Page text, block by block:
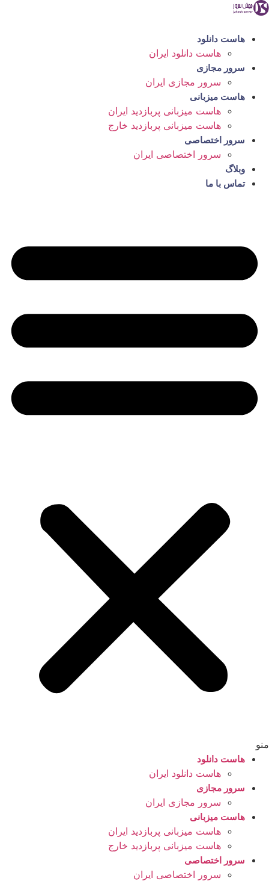
پرش
محتوا
هاست دانلود
هاست دانلود ایران
سرور مجازی
سرور مجازی ایران
هاست میزبانی
هاست میزبانی پربازدید ایران
هاست میزبانی پربازدید خارج
سرور اختصاصی
سرور اختصاصی ایران
وبلاگ
تماس با ما
منو
هاست دانلود
هاست دانلود ایران
سرور مجازی
سرور مجازی ایران
هاست میزبانی
هاست میزبانی پربازدید ایران
هاست میزبانی پربازدید خارج
سرور اختصاصی
سرور اختصاصی ایران